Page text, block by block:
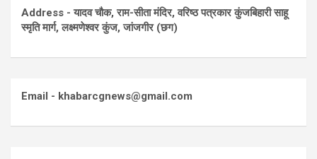
Address - यादव चौक, राम-सीता मंदिर, वरिष्ठ पत्रकार कुंजबिहारी साहू
स्मृति मार्ग, लक्ष्मणेश्वर कुंज, जांजगीर (छग)
Email - khabarcgnews@gmail.com